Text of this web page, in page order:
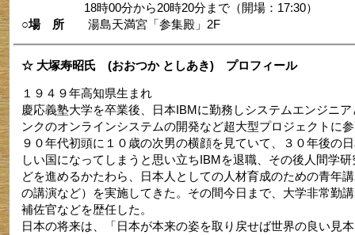
18時00分から20時20分まで（開場：17:30）
○場 所湯島天満宮「参集殿」2F
☆ 大塚寿昭氏 (おおつか としあき) プロフィール
１９４９年高知県生まれ
慶応義塾大学を卒業後、日本IBMに勤務しシステムエンジニ
ンクのオンラインシステムの開発など超大型プロジェクトに
９０年代初頭に１０歳の次男の横顔を見ていて、３０年後の
しい国になってしまうと思い立ちIBMを退職、その後人間学
どを進めるかたわら、日本人としての人材育成のための青年
の講演など）を実施してきた。その間今日まで、大学非常勤
補佐官などを歴任した。
日本の将来は、「日本が本来の姿を取り戻せば世界の良い見